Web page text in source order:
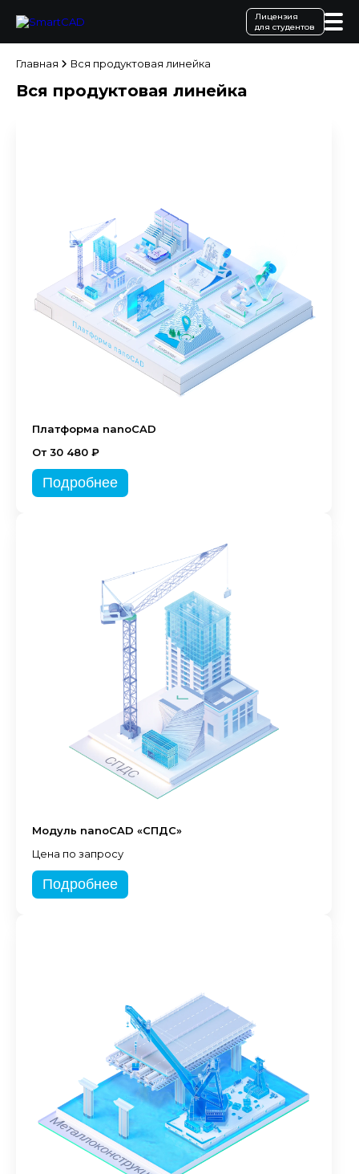
Лицензия
для студентов
Главная Вся продуктовая линейка
Вся продуктовая линейка
Платформа nanoCAD
От 30 480 ₽
Подробнее
Модуль nanoCAD «СПДС»
Цена по запросу
Подробнее